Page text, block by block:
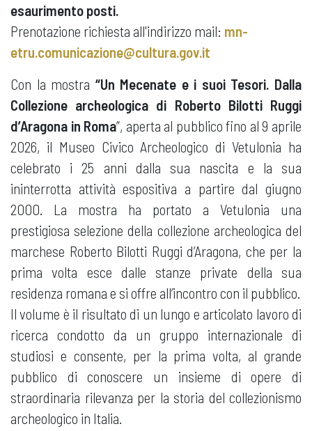
esaurimento posti.
Prenotazione richiesta all'indirizzo mail: mn-
etru.comunicazione@cultura.gov.it
Con la mostra “Un Mecenate e i suoi Tesori. Dalla
Collezione archeologica di Roberto Bilotti Ruggi
d’Aragona in Roma”, aperta al pubblico fino al 9 aprile
2026, il Museo Civico Archeologico di Vetulonia ha
celebrato i 25 anni dalla sua nascita e la sua
ininterrotta attività espositiva a partire dal giugno
2000. La mostra ha portato a Vetulonia una
prestigiosa selezione della collezione archeologica del
marchese Roberto Bilotti Ruggi d’Aragona, che per la
prima volta esce dalle stanze private della sua
residenza romana e si offre all’incontro con il pubblico.
Il volume è il risultato di un lungo e articolato lavoro di
ricerca condotto da un gruppo internazionale di
studiosi e consente, per la prima volta, al grande
pubblico di conoscere un insieme di opere di
straordinaria rilevanza per la storia del collezionismo
archeologico in Italia.